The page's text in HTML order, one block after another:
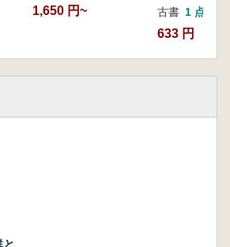
1,650 円~ 古書 1 点
633 円